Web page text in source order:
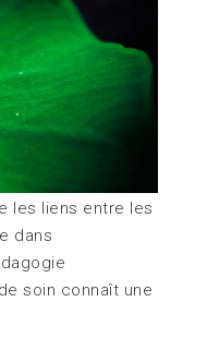
les liens entre les
dans
soin connaît une